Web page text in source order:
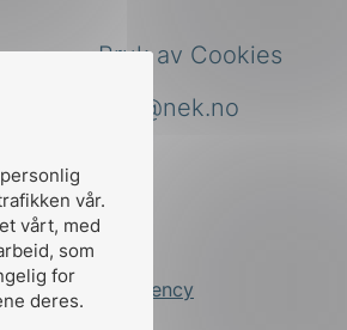
vår.
vårt, med
som
for
deres.
nek@nek.no
Bruk av Cookies
by Stem Agency